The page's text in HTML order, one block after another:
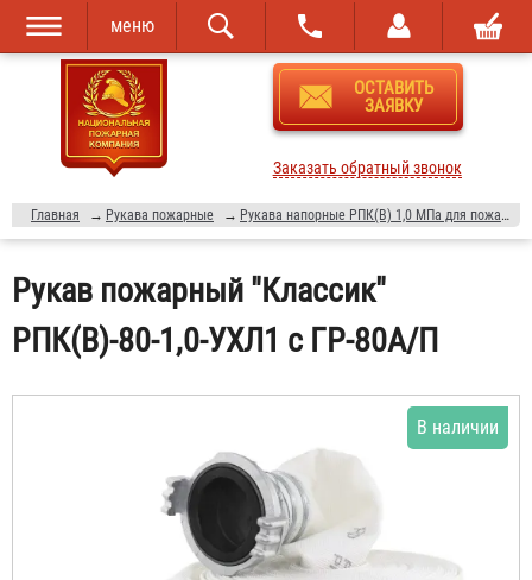
Перейти к
основному
содержанию
Skip to
navigation
меню
ОСТАВИТЬ
ЗАЯВКУ
Заказать обратный звонок
Главная → Рукава пожарные → Рукава напорные РПК(В) 1,0 МПа для пожарных кранов и мотопомп
Рукав пожарный "Классик"
РПК(В)-80-1,0-УХЛ1 с ГР-80А/П
В наличии